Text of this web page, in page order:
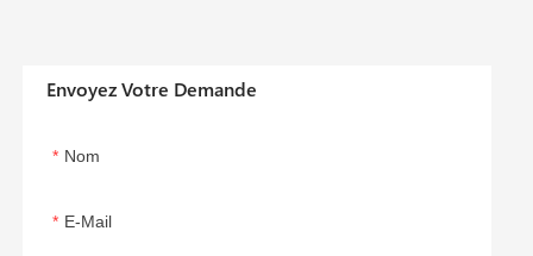
Envoyez Votre Demande
Nom
E-Mail